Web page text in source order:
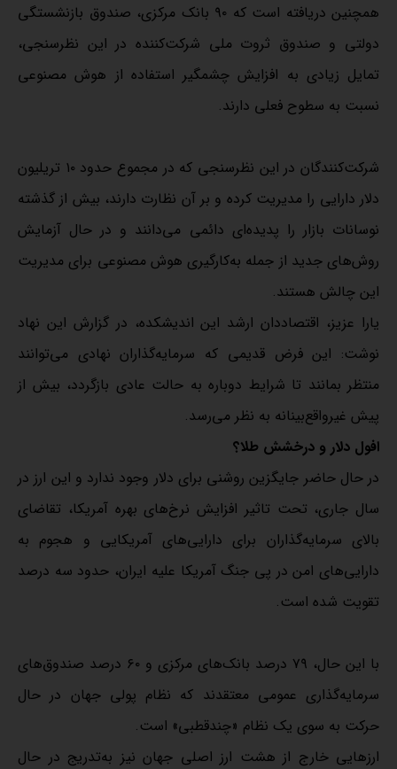
همچنین دریافته است که ۹۰ بانک مرکزی، صندوق بازنشستگی
دولتی و صندوق ثروت ملی شرکت‌کننده در این نظرسنجی،
تمایل زیادی به افزایش چشمگیر استفاده از هوش مصنوعی
نسبت به سطوح فعلی دارند.
شرکت‌کنندگان در این نظرسنجی که در مجموع حدود ۱۰ تریلیون
دلار دارایی را مدیریت کرده و بر آن نظارت دارند، بیش از گذشته
نوسانات بازار را پدیده‌ای دائمی می‌دانند و در حال آزمایش
روش‌های جدید از جمله به‌کارگیری هوش مصنوعی برای مدیریت
این چالش هستند.
یارا عزیز، اقتصاددان ارشد این اندیشکده، در گزارش این نهاد
نوشت: این فرض قدیمی که سرمایه‌گذاران نهادی می‌توانند
منتظر بمانند تا شرایط دوباره به حالت عادی بازگردد، بیش از
پیش غیرواقع‌بینانه به نظر می‌رسد.
افول دلار و درخشش طلا؟
در حال حاضر جایگزین روشنی برای دلار وجود ندارد و این ارز در
سال جاری، تحت تاثیر افزایش نرخ‌های بهره آمریکا، تقاضای
بالای سرمایه‌گذاران برای دارایی‌های آمریکایی و هجوم به
دارایی‌های امن در پی جنگ آمریکا علیه ایران، حدود سه درصد
تقویت شده است.
با این حال، ۷۹ درصد بانک‌های مرکزی و ۶۰ درصد صندوق‌های
سرمایه‌گذاری عمومی معتقدند که نظام پولی جهان در حال
حرکت به سوی یک نظام «چندقطبی» است.
ارز‌هایی خارج از هشت ارز اصلی جهان نیز به‌تدریج در حال